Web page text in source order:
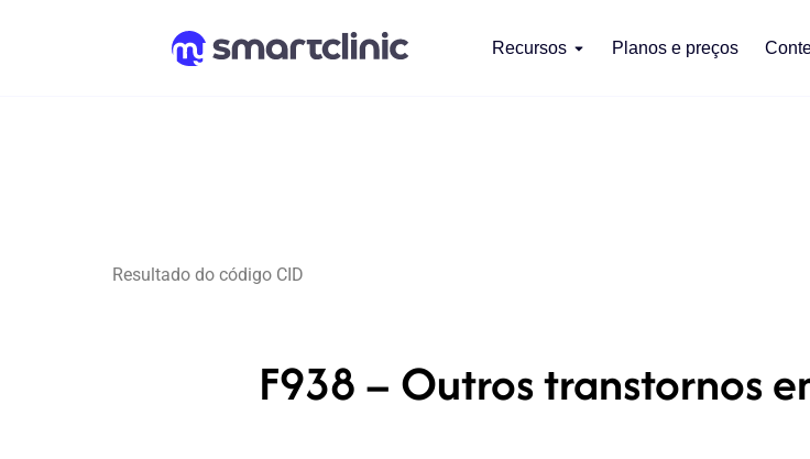
Recursos Planos e preços
Resultado do código CID
F938 – Outros transtornos